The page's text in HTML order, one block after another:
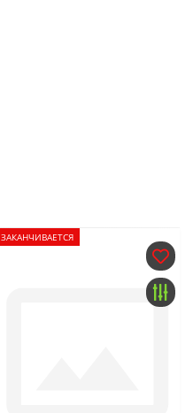
ЗАКАНЧИВАЕТСЯ